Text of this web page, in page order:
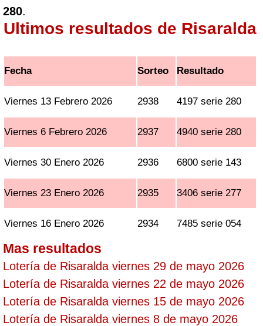
280.
Ultimos resultados de Risaralda
Fecha Sorteo Resultado
Viernes 13 Febrero 2026 2938 4197 serie 280
Viernes 6 Febrero 2026 2937 4940 serie 280
Viernes 30 Enero 2026 2936 6800 serie 143
Viernes 23 Enero 2026 2935 3406 serie 277
Viernes 16 Enero 2026 2934 7485 serie 054
Mas resultados
Lotería de Risaralda viernes 29 de mayo 2026
Lotería de Risaralda viernes 22 de mayo 2026
Lotería de Risaralda viernes 15 de mayo 2026
Lotería de Risaralda viernes 8 de mayo 2026